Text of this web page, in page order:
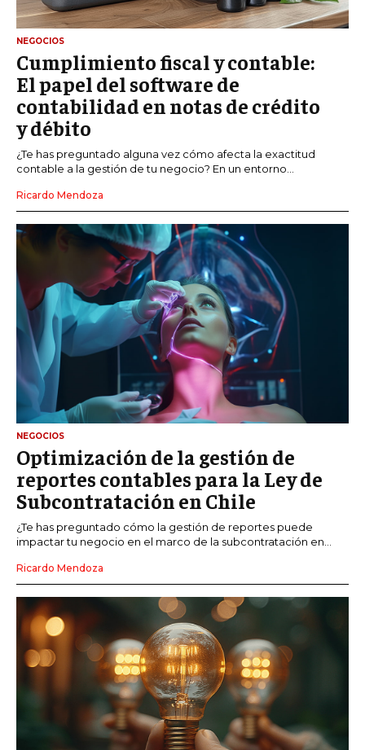
NEGOCIOS
Cumplimiento fiscal y contable:
El papel del software de
contabilidad en notas de crédito
y débito
¿Te has preguntado alguna vez cómo afecta la exactitud
contable a la gestión de tu negocio? En un entorno...
Ricardo Mendoza
NEGOCIOS
Optimización de la gestión de
reportes contables para la Ley de
Subcontratación en Chile
¿Te has preguntado cómo la gestión de reportes puede
impactar tu negocio en el marco de la subcontratación en...
Ricardo Mendoza